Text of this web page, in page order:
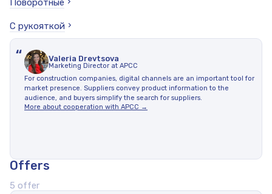
Поворотные
С рукояткой
“ Valeria Drevtsova
Marketing Director at APCC
For construction companies, digital channels are an important tool for
market presence. Suppliers convey product information to the
audience, and buyers simplify the search for suppliers.
More about cooperation with APCC →
Offers
5 offer